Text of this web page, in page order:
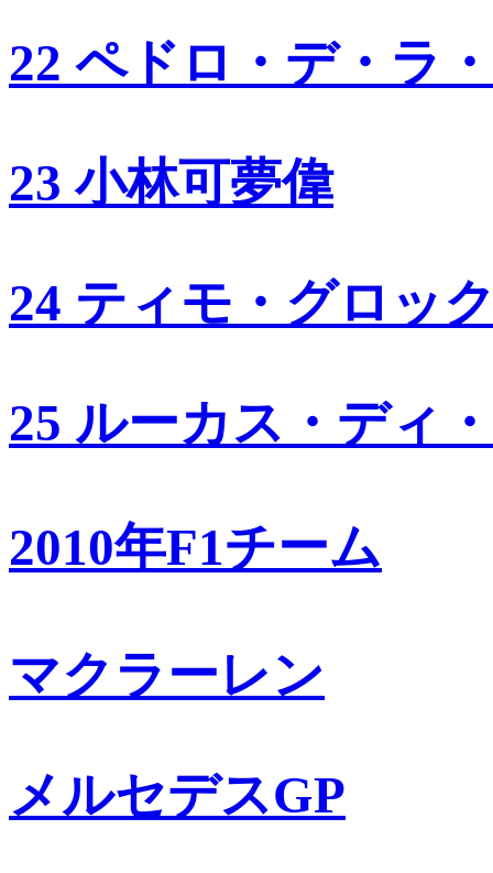
22 ペドロ・デ・ラ
23 小林可夢偉
24 ティモ・グロッ
25 ルーカス・ディ
2010年F1チーム
マクラーレン
メルセデスGP